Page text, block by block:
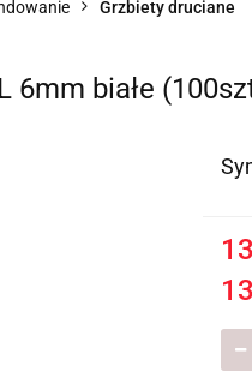
Grzbiety druciane
6mm białe